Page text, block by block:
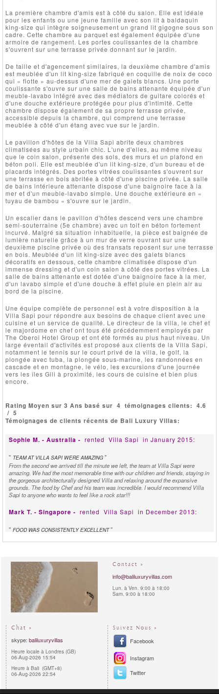
La première chambre d'amis est à côté du salon. Elle est idéale
pour les enfants ou une jeune famille avec son lit à baldaquin
king-size qui intègre soigneusement un grand lit gigogne sous son
cadre. Cette chambre au parquet est également équipée d'une
armoire de rangement. Les portes coulissantes de la chambre
s'ouvrent sur une terrasse privée donnant sur le jardin.
De taille et d'agencement similaires, la deuxième chambre d'amis
est meublée d'un lit king-size fabriqué en coquille de noix de coco
qui « flotte » au-dessus d'une mer de galets blancs. Une porte
coulissante s'ouvre sur une salle de bains attenante équipée d'un
meuble-lavabo intégré avec des médiators de guitare colorés et
d'une douche extérieure protégée pour plus d'intimité. Cette
chambre dispose également de sa propre terrasse privée,
accessible depuis la chambre, qui comprend une terrasse
meublée à côté d'un étang avec vue sur le jardin.
Le pavillon d'hôtes de la Villa Sapi abrite deux chambres
climatisées au style urbain chic. L'une d'elles, au même niveau
que le coin salon, présente des sols, des murs et un plafond en
béton poli. Elle est meublée d'un lit king-size, d'un bureau et de
placards intégrés. Des portes vitrées coulissantes s'ouvrent sur
une terrasse en bois abritée à côté d'une piscine privée. La salle
de bains intérieure attenante dispose d'une baignoire face à la
mer et d'un meuble-lavabo simple. Une douche extérieure en «
tuyau de bambou » s'ouvre sur le jardin.
Un escalier dans le pavillon d'hôtes descend vers une chambre
semi-souterraine (5e chambre) avec un toit en béton fortement
incurvé. Malgré sa situation inhabituelle, la pièce est baignée de
lumière naturelle grâce à un mur de verre ouvrant sur une
deuxième piscine privée où des transats reposent sur une terrasse
en bois. Meublée d'un lit king-size avec des galets blancs
décoratifs en dessous, cette chambre climatisée dispose d'un
immense dressing et d'un coin salon à côté des portes vitrées. La
salle de bains attenante est dotée d'une baignoire face à la mer,
d'un lavabo simple et d'une douche à effet pluie en plein air au
bord de la piscine.
Une équipe complète de personnel est à votre disposition à la
Villa Sapi pour répondre aux besoins de chaque client avec une
cuisine et un service de qualité. Le directeur de la villa, le chef et
le majordome en chef ont tous été précédemment employés par
The Oberoi Hotel Group et ont été formés au plus haut niveau. Un
large éventail d'activités est proposé aux clients de la Villa Sapi,
notamment le tennis sur le court privé de la villa, le golf, la
plongée avec tuba, la plongée sous-marine, les randonnées en
cascade et en montagne, le vélo, les excursions d'une journée
vers les îles Gili à proximité, les cours de cuisine et bien plus
encore.
Rating Moyen sur 3 Ans basé sur 4 témoignages clients: 4.6
/ 5
Témoignages de clients récents de Bali Luxury Villas:
Sophie M. - Australia - rented Villa Sapi in January 2015:
" TEAM AT VILLA SAPI WERE AMAZING "
From the second we arrived till the minute we left, the team at Villa Sapi were
amazing. We had the most memorable time with our children and friends, staying in
the gorgeous architecturally designed Villa and relaxing around the expansive
grounds. The food by Chef and his team was incredible. I would recommend Villa
Sapi to anyone who wants to feel like a rock star!!!
Mark T. - Singapore - rented Villa Sapi in December 2013:
" FOOD WAS CONSISTENTLY EXCELLENT"
members of staff were good humoured and friendly from the welcome to the
virtually unnoticed, something which never failed to amaze. We managed to enjoy a
peaceful and relaxing getaway without a single hiccup or annoyance as a result. On
top of that, the food was consistently excellent across all meals, and dietary
requirements were effortlessly met and delivered. The staff, especially the chef,
should be highly commended as they exceeded all expectations and made our stay
at Villa Sapi a truly memorable one.
Contact »
info@baliluxuryvillas.com
Lun. à Ven. 9:00 à 18:00
Sam. 9:00 à 18:00
Chat »
skype: baliluxuryvillas
Heure locale à Londres (GB)
06-Aug-2026 15:54
Heure à Bali (GMT+8)
06-Aug-2026 22:54
Suivez Nous »
Facebook
Instagram
Twitter